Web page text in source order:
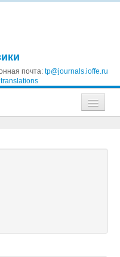
почта: tp@journals.ioffe.ru
физики